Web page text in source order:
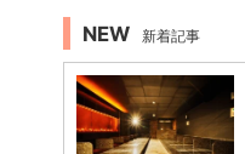
NEW 新着記事